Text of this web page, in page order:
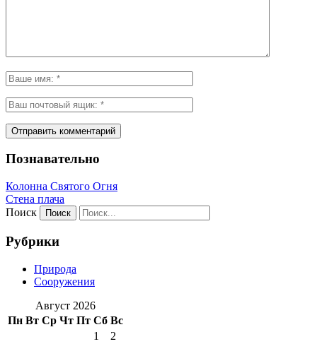
Познавательно
Колонна Святого Огня
Стена плача
Поиск
Рубрики
Природа
Сооружения
Август 2026
Пн Вт Ср Чт Пт Сб Вс
1
2